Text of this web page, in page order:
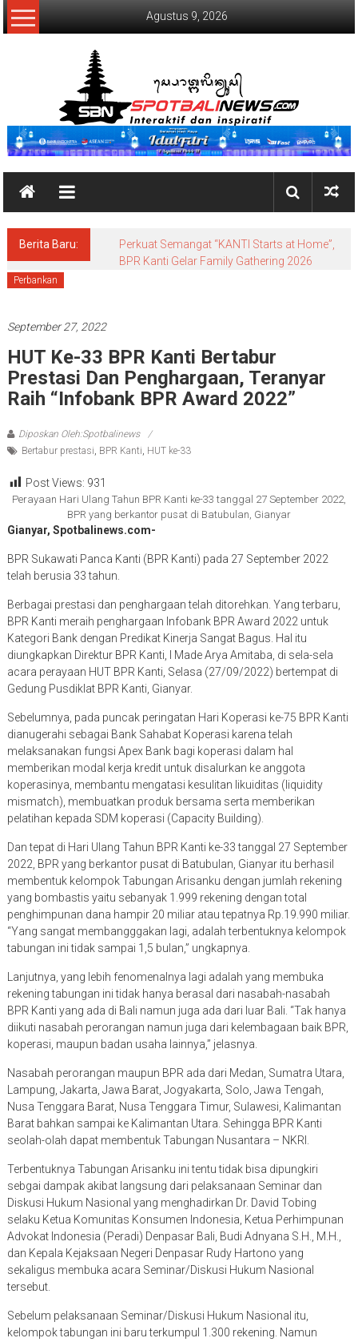
Lompat
ke
Agustus 9, 2026
SpotBaliNews
Berita Baru:
Perkuat Semangat “KANTI Starts at Home”,
BPR Kanti Gelar Family Gathering 2026
Perbankan
September 27, 2022
HUT Ke-33 BPR Kanti Bertabur
Prestasi Dan Penghargaan, Teranyar
Raih “Infobank BPR Award 2022”
Diposkan Oleh:Spotbalinews
Bertabur prestasi, BPR Kanti, HUT ke-33
Post Views: 931
Perayaan Hari Ulang Tahun BPR Kanti ke-33 tanggal 27 September 2022,
BPR yang berkantor pusat di Batubulan, Gianyar
Gianyar, Spotbalinews.com-
BPR Sukawati Panca Kanti (BPR Kanti) pada 27 September 2022
telah berusia 33 tahun.
Berbagai prestasi dan penghargaan telah ditorehkan. Yang terbaru,
BPR Kanti meraih penghargaan Infobank BPR Award 2022 untuk
Kategori Bank dengan Predikat Kinerja Sangat Bagus. Hal itu
diungkapkan Direktur BPR Kanti, I Made Arya Amitaba, di sela-sela
acara perayaan HUT BPR Kanti, Selasa (27/09/2022) bertempat di
Gedung Pusdiklat BPR Kanti, Gianyar.
Sebelumnya, pada puncak peringatan Hari Koperasi ke-75 BPR Kanti
dianugerahi sebagai Bank Sahabat Koperasi karena telah
melaksanakan fungsi Apex Bank bagi koperasi dalam hal
memberikan modal kerja kredit untuk disalurkan ke anggota
koperasinya, membantu mengatasi kesulitan likuiditas (liquidity
mismatch), membuatkan produk bersama serta memberikan
pelatihan kepada SDM koperasi (Capacity Building).
Dan tepat di Hari Ulang Tahun BPR Kanti ke-33 tanggal 27 September
2022, BPR yang berkantor pusat di Batubulan, Gianyar itu berhasil
membentuk kelompok Tabungan Arisanku dengan jumlah rekening
yang bombastis yaitu sebanyak 1.999 rekening dengan total
penghimpunan dana hampir 20 miliar atau tepatnya Rp.19.990 miliar.
“Yang sangat membangggakan lagi, adalah terbentuknya kelompok
tabungan ini tidak sampai 1,5 bulan,” ungkapnya.
Lanjutnya, yang lebih fenomenalnya lagi adalah yang membuka
rekening tabungan ini tidak hanya berasal dari nasabah-nasabah
BPR Kanti yang ada di Bali namun juga ada dari luar Bali. “Tak hanya
diikuti nasabah perorangan namun juga dari kelembagaan baik BPR,
koperasi, maupun badan usaha lainnya,” jelasnya.
Nasabah perorangan maupun BPR ada dari Medan, Sumatra Utara,
Lampung, Jakarta, Jawa Barat, Jogyakarta, Solo, Jawa Tengah,
Nusa Tenggara Barat, Nusa Tenggara Timur, Sulawesi, Kalimantan
Barat bahkan sampai ke Kalimantan Utara. Sehingga BPR Kanti
seolah-olah dapat membentuk Tabungan Nusantara – NKRI.
Terbentuknya Tabungan Arisanku ini tentu tidak bisa dipungkiri
sebgai dampak akibat langsung dari pelaksanaan Seminar dan
Diskusi Hukum Nasional yang menghadirkan Dr. David Tobing
selaku Ketua Komunitas Konsumen Indonesia, Ketua Perhimpunan
Advokat Indonesia (Peradi) Denpasar Bali, Budi Adnyana S.H., M.H.,
dan Kepala Kejaksaan Negeri Denpasar Rudy Hartono yang
sekaligus membuka acara Seminar/Diskusi Hukum Nasional
tersebut.
Sebelum pelaksanaan Seminar/Diskusi Hukum Nasional itu,
kelompok tabungan ini baru terkumpul 1.300 rekening. Namun